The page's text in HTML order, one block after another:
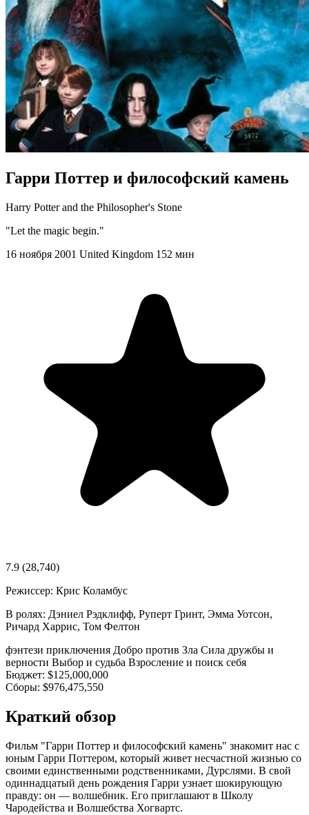
Гарри Поттер и философский камень
Harry Potter and the Philosopher's Stone
"Let the magic begin."
16 ноября 2001 United Kingdom 152 мин
7.9 (28,740)
Режиссер: Крис Коламбус
В ролях: Дэниел Рэдклифф, Руперт Гринт, Эмма Уотсон,
Ричард Харрис, Том Фелтон
фэнтези приключения Добро против Зла Сила дружбы и
верности Выбор и судьба Взросление и поиск себя
Бюджет: $125,000,000
Сборы: $976,475,550
Краткий обзор
Фильм "Гарри Поттер и философский камень" знакомит нас с
юным Гарри Поттером, который живет несчастной жизнью со
своими единственными родственниками, Дурслями. В свой
одиннадцатый день рождения Гарри узнает шокирующую
правду: он — волшебник. Его приглашают в Школу
Чародейства и Волшебства Хогвартс.